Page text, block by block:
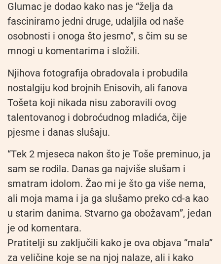
Glumac je dodao kako nas je “želja da
fasciniramo jedni druge, udaljila od naše
osobnosti i onoga što jesmo”, s čim su se
mnogi u komentarima i složili.
Njihova fotografija obradovala i probudila
nostalgiju kod brojnih Enisovih, ali fanova
Tošeta koji nikada nisu zaboravili ovog
talentovanog i dobroćudnog mladića, čije
pjesme i danas slušaju.
“Tek 2 mjeseca nakon što je Toše preminuo, ja
sam se rodila. Danas ga najviše slušam i
smatram idolom. Žao mi je što ga više nema,
ali moja mama i ja ga slušamo preko cd-a kao
u starim danima. Stvarno ga obožavam”, jedan
je od komentara.
Pratitelji su zaključili kako je ova objava “mala”
za veličine koje se na njoj nalaze, ali i kako